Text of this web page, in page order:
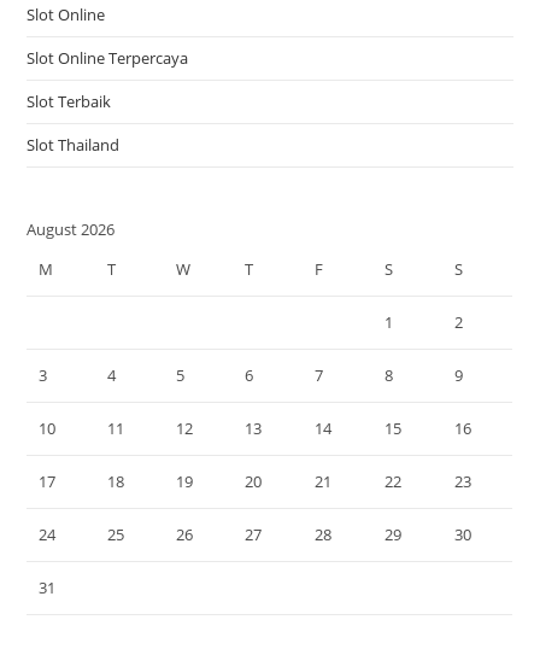
Slot Online
Slot Online Terpercaya
Slot Terbaik
Slot Thailand
August 2026
M
T W T F S S
1 2
3 4 5 6 7 8 9
10 11 12 13 14 15 16
17 18 19 20 21 22 23
24 25 26 27 28 29 30
31